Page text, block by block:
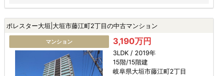
ポレスター大垣|大垣市藤江町2丁目の中古マンション
マンション 3,190万円
3LDK / 2019年
15階/15階建
岐阜県大垣市藤江町2丁目